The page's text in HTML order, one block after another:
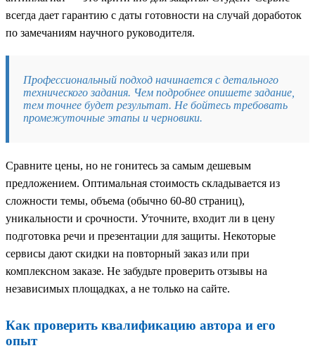
всегда дает гарантию с даты готовности на случай доработок
по замечаниям научного руководителя.
Профессиональный подход начинается с детального
технического задания. Чем подробнее опишете задание,
тем точнее будет результат. Не бойтесь требовать
промежуточные этапы и черновики.
Сравните цены, но не гонитесь за самым дешевым
предложением. Оптимальная стоимость складывается из
сложности темы, объема (обычно 60-80 страниц),
уникальности и срочности. Уточните, входит ли в цену
подготовка речи и презентации для защиты. Некоторые
сервисы дают скидки на повторный заказ или при
комплексном заказе. Не забудьте проверить отзывы на
независимых площадках, а не только на сайте.
Как проверить квалификацию автора и его
опыт